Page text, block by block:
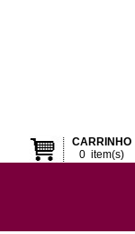
CARRINHO
0item(s)